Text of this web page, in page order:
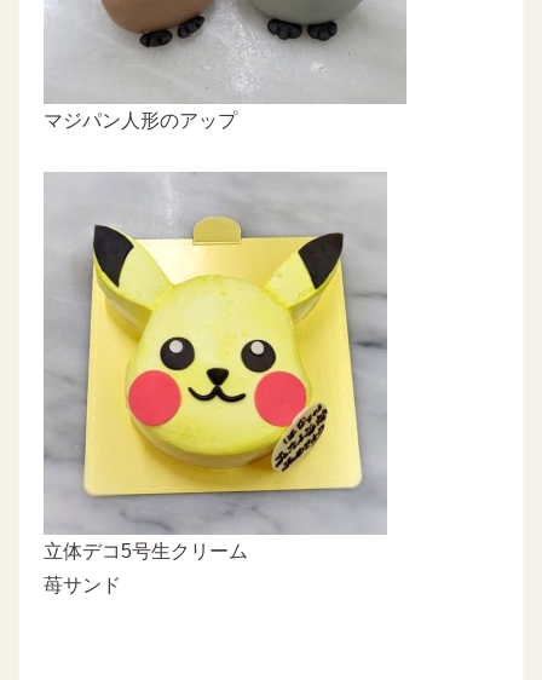
マジパン人形のアップ
立体デコ5号生クリーム
苺サンド